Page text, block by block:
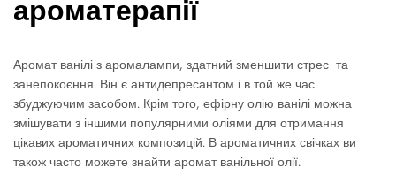
ароматерапії
Аромат ванілі з аромалампи, здатний зменшити стрес та
занепокоєння. Він є антидепресантом і в той же час
збуджуючим засобом. Крім того, ефірну олію ванілі можна
змішувати з іншими популярними оліями для отримання
цікавих ароматичних композицій. В ароматичних свічках ви
також часто можете знайти аромат ванільної олії.